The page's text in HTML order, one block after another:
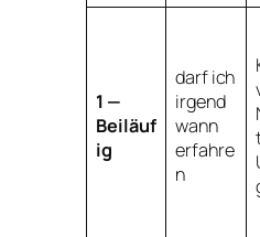
1 —
Beiläuf
ig
darf ich
irgend
wann
erfahre
n